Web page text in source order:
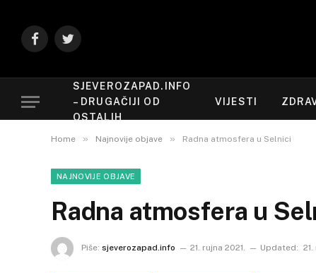
FacebookTwitter
SJEVEROZAPAD.INFO
– DRUGAČIJI OD
OSTALIH
VIJESTI
Home » Najnovije objave » Radna atmosfera u Selnici
NAJNOVIJE OBJAVE
Radna atmosfera u
Piše: sjeverozapad.info 21. rujna 2021. Updated: